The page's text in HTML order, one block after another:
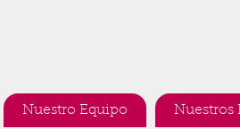
Nuestro Equipo Nuestros